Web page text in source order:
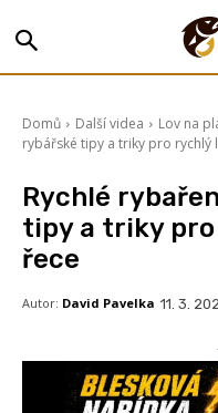
Domů Další videa Lov na
rybářské tipy a triky pro rychlý
Rychlé
tipy a triky
řece
Autor: David Pavelka 11. 3.